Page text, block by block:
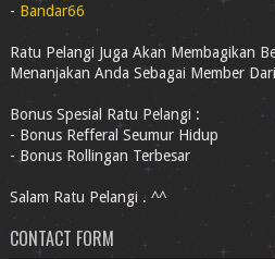
- Bandar66
Ratu Pelangi Juga Akan Membagikan
Menanjakan Anda Sebagai Member
Bonus Spesial Ratu Pelangi :
- Bonus Refferal Seumur Hidup
- Bonus Rollingan Terbesar
Salam Ratu Pelangi . ^^
CONTACT FORM